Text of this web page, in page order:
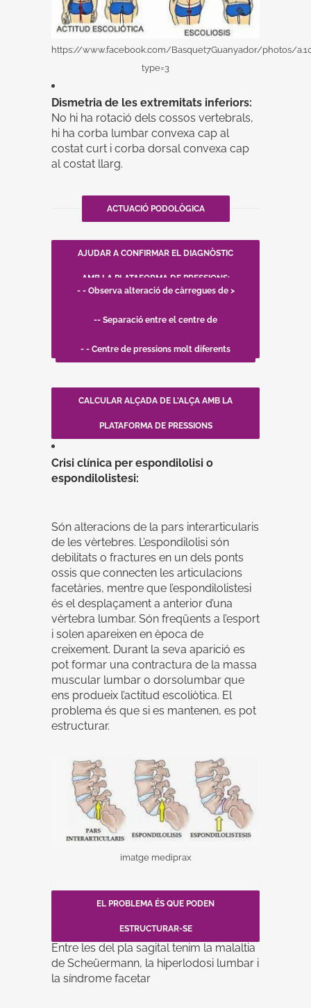
https://www.facebook.com/Basquet7Guanyador/photos/
type=3
Dismetria de les extremitats inferiors:
No hi ha rotació dels cossos vertebrals,
hi ha corba lumbar convexa cap al
costat curt i corba dorsal convexa cap
al costat llarg.
ACTUACIÓ PODOLÒGICA
AJUDAR A CONFIRMAR EL DIAGNÒSTIC
AMB LA PLATAFORMA DE PRESSIONS:
- - Observa alteració de càrregues de >
10%
-- Separació entre el centre de
gravetat del centre del cos
- - Centre de pressions molt diferents
CALCULAR ALÇADA DE L'ALÇA AMB LA
PLATAFORMA DE PRESSIONS
Crisi clínica per espondilolisi o
espondilolistesi:
Són alteracions de la pars interarticularis
de les vèrtebres. L’espondilolisi són
debilitats o fractures en un dels ponts
ossis que connecten les articulacions
facetàries, mentre que l’espondilolistesi
és el desplaçament a anterior d’una
vèrtebra lumbar. Són freqüents a l’esport
i solen apareixen en època de
creixement. Durant la seva aparició es
pot formar una contractura de la massa
muscular lumbar o dorsolumbar que
ens produeix l’actitud escoliòtica. El
problema és que si es mantenen, es pot
estructurar.
imatge mediprax
EL PROBLEMA ÉS QUE PODEN
ESTRUCTURAR-SE
Entre les del pla sagital tenim la malaltia
de Scheüermann, la hiperlodosi lumbar i
la síndrome facetar